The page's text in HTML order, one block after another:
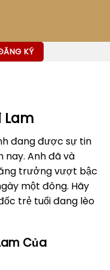
KÝ
Lam
đang được sự tin
nay. Anh đã và
trưởng vượt bậc
một đông. Hãy
trẻ tuổi đang lèo
Của